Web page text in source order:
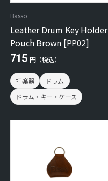
Basso
Leather Drum Key Holder
Pouch Brown [PP02]
715 円（税込）
打楽器
ドラム
ドラム・キー・ケース